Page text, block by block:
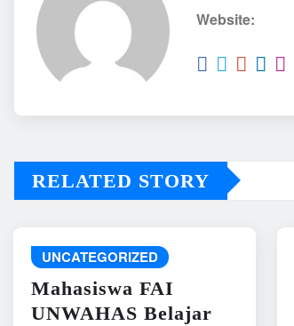
Website:
RELATED STORY
UNCATEGORIZED
Mahasiswa FAI
UNWAHAS Belajar